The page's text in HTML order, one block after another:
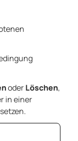
oderLöschen,
in einer